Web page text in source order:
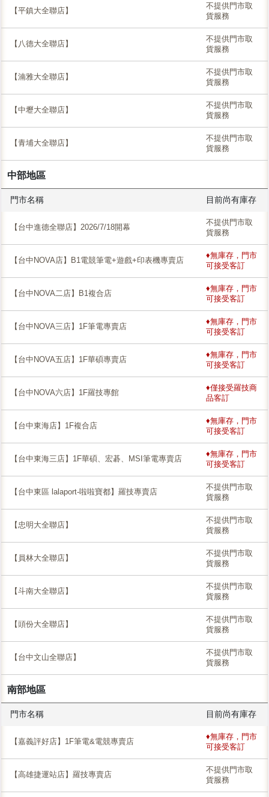
【平鎮大全聯店】
不提供門市取
貨服務
【八德大全聯店】
不提供門市取
貨服務
【湳雅大全聯店】
不提供門市取
貨服務
【中壢大全聯店】
不提供門市取
貨服務
【青埔大全聯店】
不提供門市取
貨服務
中部地區
門市名稱 目前尚有庫存
【台中進德全聯店】2026/7/18開幕
不提供門市取
貨服務
【台中NOVA店】B1電競筆電+遊戲+印表機專賣店
♦無庫存，門市
可接受客訂
【台中NOVA二店】B1複合店
♦無庫存，門市
可接受客訂
【台中NOVA三店】1F筆電專賣店
♦無庫存，門市
可接受客訂
【台中NOVA五店】1F華碩專賣店
♦無庫存，門市
可接受客訂
【台中NOVA六店】1F羅技專館
♦僅接受羅技商
品客訂
【台中東海店】1F複合店
♦無庫存，門市
可接受客訂
【台中東海三店】1F華碩、宏碁、MSI筆電專賣店
♦無庫存，門市
可接受客訂
【台中東區 lalaport-啦啦寶都】羅技專賣店
不提供門市取
貨服務
【忠明大全聯店】
不提供門市取
貨服務
【員林大全聯店】
不提供門市取
貨服務
【斗南大全聯店】
不提供門市取
貨服務
【頭份大全聯店】
不提供門市取
貨服務
【台中文山全聯店】
不提供門市取
貨服務
南部地區
門市名稱 目前尚有庫存
【嘉義評好店】1F筆電&電競專賣店
♦無庫存，門市
可接受客訂
【高雄捷運站店】羅技專賣店
不提供門市取
貨服務